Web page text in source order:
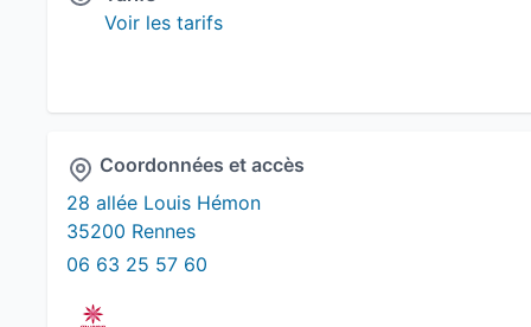
Voir les tarifs
Coordonnées et accès
28 allée Louis Hémon
35200 Rennes
06 63 25 57 60